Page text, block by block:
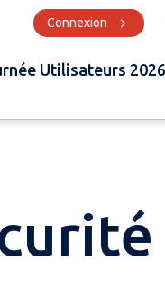
Utilisateurs 2026
Connexion